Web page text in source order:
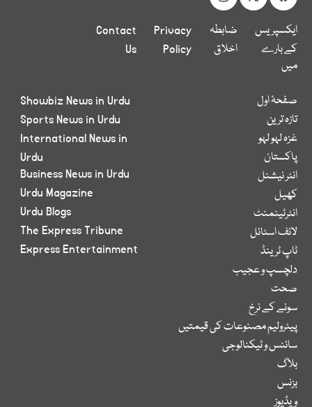
ایکسپریس
کے بارے
میں
ضابطہ
اخلاق
Privacy
Policy
Contact
Us
صفحۂ اول
تازہ ترین
غزہ لہو لہو
پاکستان
انٹر نیشنل
کھیل
انٹرٹینمنٹ
لائف اسٹائل
ٹاپ ٹرینڈ
دلچسپ و عجیب
صحت
سونے کے نرخ
پیٹرولیم مصنوعات کی قیمتیں
سائنس و ٹیکنالوجی
بلاگ
بزنس
ویڈیوز
Showbiz News in Urdu
Sports News in Urdu
International News in
Urdu
Business News in Urdu
Urdu Magazine
Urdu Blogs
The Express Tribune
Express Entertainment